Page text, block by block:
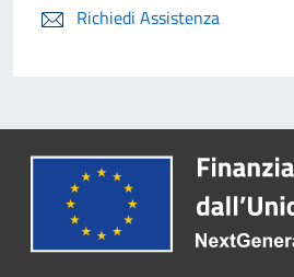
Richiedi Assistenza